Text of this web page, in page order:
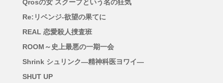
Qrosの女 スクープという名の狂気
Re:リベンジ-欲望の果てに
REAL 恋愛殺人捜査班
ROOM～史上最悪の一期一会
Shrink シュリンク―精神科医ヨワイ―
SHUT UP